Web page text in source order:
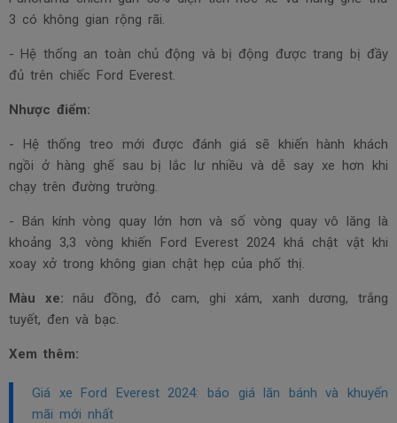
3 có không gian rộng rãi.
- Hệ thống an toàn chủ động và bị động được trang bị đầy
đủ trên chiếc Ford Everest.
Nhược điểm:
- Hệ thống treo mới được đánh giá sẽ khiến hành khách
ngồi ở hàng ghế sau bị lắc lư nhiều và dễ say xe hơn khi
chạy trên đường trường.
- Bán kính vòng quay lớn hơn và số vòng quay vô lăng là
khoảng 3,3 vòng khiến Ford Everest 2024 khá chật vật khi
xoay xở trong không gian chật hẹp của phố thị.
Màu xe: nâu đồng, đỏ cam, ghi xám, xanh dương, trắng
tuyết, đen và bạc.
Xem thêm:
Giá xe Ford Everest 2024: báo giá lăn bánh và khuyến
mãi mới nhất